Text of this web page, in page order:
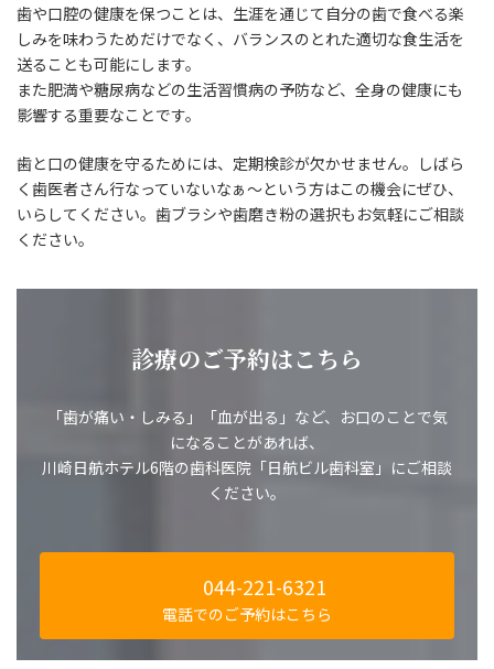
歯や口腔の健康を保つことは、生涯を通じて自分の歯で食べる楽
しみを味わうためだけでなく、バランスのとれた適切な食生活を
送ることも可能にします。
また肥満や糖尿病などの生活習慣病の予防など、全身の健康にも
影響する重要なことです。
歯と口の健康を守るためには、定期検診が欠かせません。しばら
く歯医者さん行なっていないなぁ～という方はこの機会にぜひ、
いらしてください。歯ブラシや歯磨き粉の選択もお気軽にご相談
ください。
診療のご予約はこちら
「歯が痛い・しみる」「血が出る」など、お口のことで気
になることがあれば、
川崎日航ホテル6階の歯科医院「日航ビル歯科室」にご相談
ください。
044-221-6321
電話でのご予約はこちら